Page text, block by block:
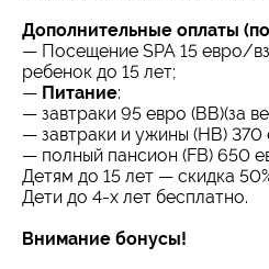
Дополнительные оплаты
— Посещение SPA 15 евро/
ребенок до 15 лет;
— Питание:
— завтраки 95 евро (ВВ)(за
— завтраки и ужины (НВ) 370
— полный пансион (FB) 650
Детям до 15 лет — скидка
Дети до 4-х лет бесплатно.
Внимание бонусы!